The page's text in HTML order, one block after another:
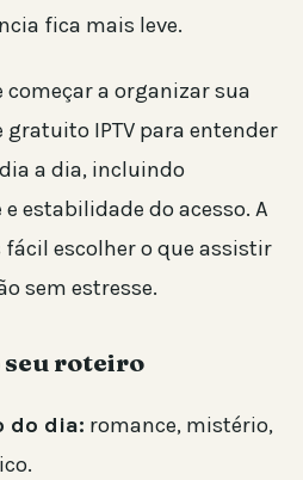
fica mais leve.
a organizar sua
IPTV para entender
a dia, incluindo
estabilidade do acesso. A
escolher o que assistir
sem estresse.
seu roteiro
do dia: romance, mistério,